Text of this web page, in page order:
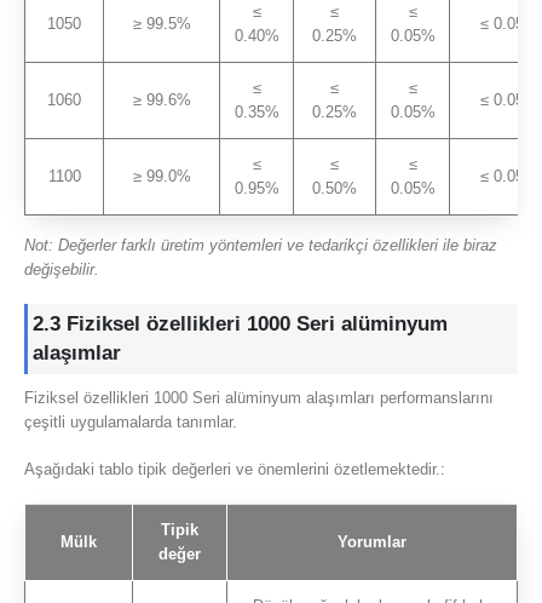
1050 ≥ 99.5%
≤
0.40%
≤
0.25%
≤
0.05%
≤ 0.05%
1060 ≥ 99.6%
≤
0.35%
≤
0.25%
≤
0.05%
≤ 0.05%
1100 ≥ 99.0%
≤
0.95%
≤
0.50%
≤
0.05%
≤ 0.05%
Not: Değerler farklı üretim yöntemleri ve tedarikçi özellikleri ile biraz
değişebilir.
2.3 Fiziksel özellikleri 1000 Seri alüminyum
alaşımlar
Fiziksel özellikleri 1000 Seri alüminyum alaşımları performanslarını
çeşitli uygulamalarda tanımlar.
Aşağıdaki tablo tipik değerleri ve önemlerini özetlemektedir.:
Mülk
Tipik
değer
Yorumlar